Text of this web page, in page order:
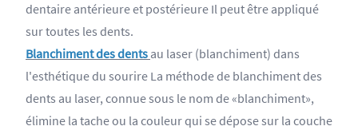
dentaire antérieure et postérieure Il peut être appliqué
sur toutes les dents.
Blanchiment des dents au laser (blanchiment) dans
l'esthétique du sourire La méthode de blanchiment des
dents au laser, connue sous le nom de «blanchiment»,
élimine la tache ou la couleur qui se dépose sur la couche